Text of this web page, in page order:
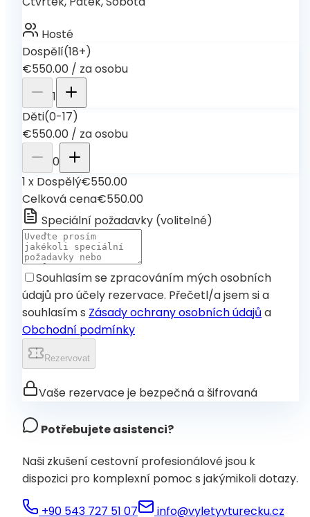
Hosté
Dospělí(18+)
€550.00 / za osobu
1
Děti(0-17)
€550.00 / za osobu
0
1 x Dospělý€550.00
Celková cena€550.00
Speciální požadavky (volitelné)
Souhlasím se zpracováním mých osobních
údajů pro účely rezervace. Přečetl/a jsem si a
souhlasím s Zásady ochrany osobních údajů a
Obchodní podmínky
Rezervovat
Vaše rezervace je bezpečná a šifrovaná
Potřebujete asistenci?
Naši zkušení cestovní profesionálové jsou k
dispozici pro komplexní pomoc s jakýmikoli dotazy.
+90 543 727 51 07 info@vyletyvturecku.cz